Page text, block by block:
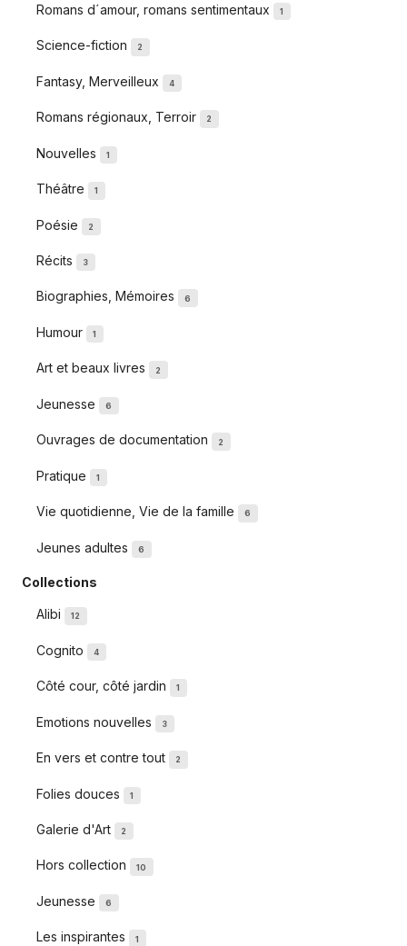
Romans d´amour, romans sentimentaux 1
Science-fiction 2
Fantasy, Merveilleux 4
Romans régionaux, Terroir 2
Nouvelles 1
Théâtre 1
Poésie 2
Récits 3
Biographies, Mémoires 6
Humour 1
Art et beaux livres 2
Jeunesse 6
Ouvrages de documentation 2
Pratique 1
Vie quotidienne, Vie de la famille 6
Jeunes adultes 6
Collections
Alibi 12
Cognito 4
Côté cour, côté jardin 1
Emotions nouvelles 3
En vers et contre tout 2
Folies douces 1
Galerie d'Art 2
Hors collection 10
Jeunesse 6
Les inspirantes 1